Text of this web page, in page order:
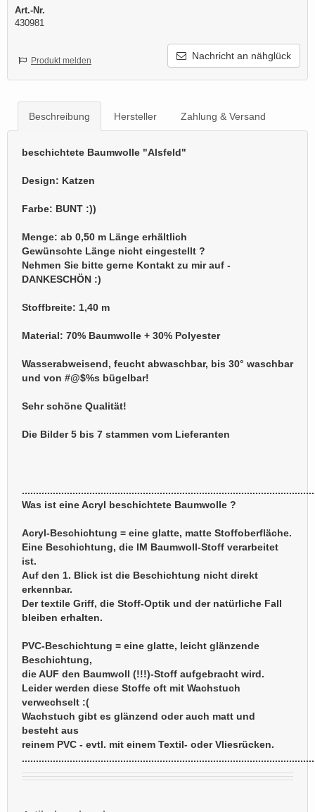
Art.-Nr.
430981
Nachricht an nähglück
Produkt melden
Beschreibung Hersteller Zahlung & Versand
beschichtete Baumwolle "Alsfeld"
Design: Katzen
Farbe: BUNT :))
Menge: ab 0,50 m Länge erhältlich
Gewünschte Länge nicht eingestellt ?
Nehmen Sie bitte gerne Kontakt zu mir auf -
DANKESCHÖN :)
Stoffbreite: 1,40 m
Material: 70% Baumwolle + 30% Polyester
Wasserabweisend, feucht abwaschbar, bis 30° waschbar
und von #@$%s bügelbar!
Sehr schöne Qualität!
Die Bilder 5 bis 7 stammen vom Lieferanten
Was ist eine Acryl beschichtete Baumwolle ?
Acryl-Beschichtung = eine glatte, matte Stoffoberfläche.
Eine Beschichtung, die IM Baumwoll-Stoff verarbeitet
ist.
Auf den 1. Blick ist die Beschichtung nicht direkt
erkennbar.
Der textile Griff, die Stoff-Optik und der natürliche Fall
bleiben erhalten.
PVC-Beschichtung = eine glatte, leicht glänzende
Beschichtung,
die AUF den Baumwoll (!!!)-Stoff aufgebracht wird.
Leider werden diese Stoffe oft mit Wachstuch
verwechselt :(
Wachstuch gibt es glänzend oder auch matt und
besteht aus
reinem PVC - evtl. mit einem Textil- oder Vliesrücken.